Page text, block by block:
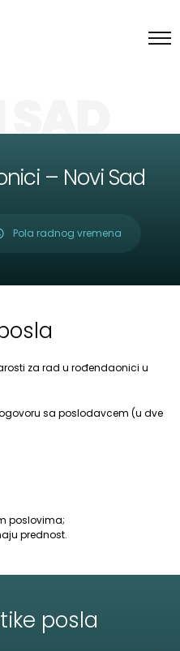
– Novi Sad
Pola radnog vremena
za rad u rođendaonici u
sa poslodavcem (u dve
poslovima;
prednost.
posla